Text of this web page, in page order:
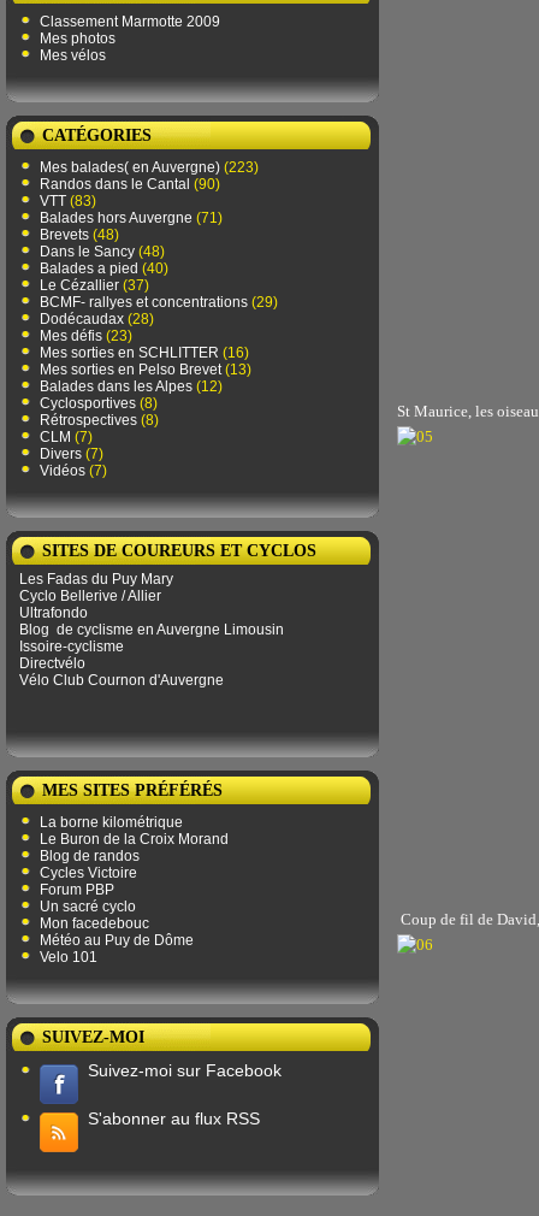
Classement Marmotte 2009
Mes photos
Mes vélos
CATÉGORIES
Mes balades( en Auvergne) (223)
Randos dans le Cantal (90)
VTT (83)
Balades hors Auvergne (71)
Brevets (48)
Dans le Sancy (48)
Balades a pied (40)
Le Cézallier (37)
BCMF- rallyes et concentrations (29)
Dodécaudax (28)
Mes défis (23)
Mes sorties en SCHLITTER (16)
Mes sorties en Pelso Brevet(13)
Balades dans les Alpes (12)
Cyclosportives (8)
Rétrospectives (8)
CLM (7)
Divers (7)
Vidéos (7)
SITES DE COUREURS ET CYCLOS
Les Fadas du Puy Mary
Cyclo Bellerive / Allier
Ultrafondo
Blog de ​​cyclisme en Auvergne Limousin
Issoire-cyclisme
Directvélo
Vélo Club Cournon d'Auvergne
MES SITES PRÉFÉRÉS
La borne kilométrique
Le Buron de la Croix Morand
Blog de randos
Cycles Victoire
Forum PBP
Un sacré cyclo
Mon facedebouc
Météo au Puy de Dôme
Velo 101
SUIVEZ-MOI
Suivez-moi sur Facebook
S'abonner au flux RSS
St Maurice, les
Coup de fil de